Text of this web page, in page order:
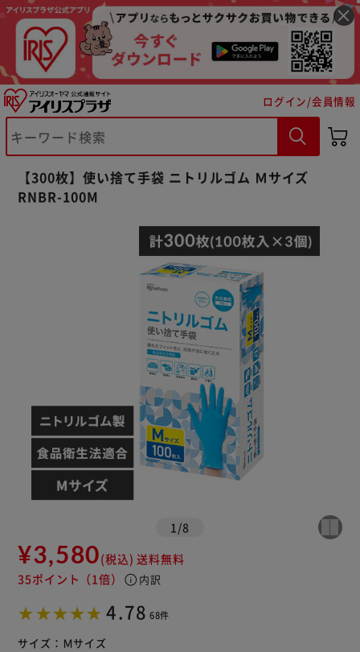
ログイン/会員情報
【300枚】使い捨て手袋 ニトリルゴム Ｍサイズ
RNBR-100M
1 /8
¥3,580(税込) 送料無料
35ポイント （1倍） info 内訳
4.78 68件
サイズ： Ｍサイズ
※ご確認ください
カートに入れる 購入手続きへ